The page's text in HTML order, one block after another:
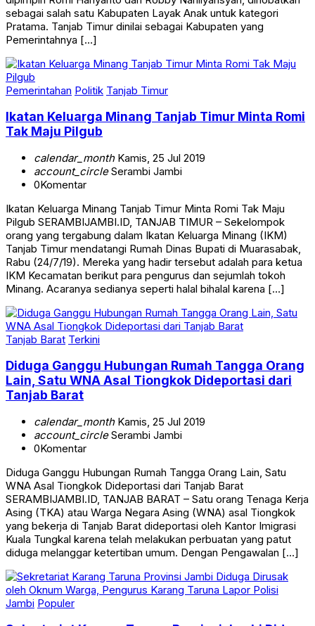
sebagai salah satu Kabupaten Layak Anak untuk kategori
Pratama. Tanjab Timur dinilai sebagai Kabupaten yang
Pemerintahnya […]
Pemerintahan Politik Tanjab Timur
Ikatan Keluarga Minang Tanjab Timur Minta Romi
Tak Maju Pilgub
calendar_monthKamis, 25 Jul 2019
account_circleSerambi Jambi
0Komentar
Ikatan Keluarga Minang Tanjab Timur Minta Romi Tak Maju
Pilgub SERAMBIJAMBI.ID, TANJAB TIMUR – Sekelompok
orang yang tergabung dalam Ikatan Keluarga Minang (IKM)
Tanjab Timur mendatangi Rumah Dinas Bupati di Muarasabak,
Rabu (24/7/19). Mereka yang hadir tersebut adalah para ketua
IKM Kecamatan berikut para pengurus dan sejumlah tokoh
Minang. Acaranya sedianya seperti halal bihalal karena […]
Tanjab Barat Terkini
Diduga Ganggu Hubungan Rumah Tangga Orang
Lain, Satu WNA Asal Tiongkok Dideportasi dari
Tanjab Barat
calendar_monthKamis, 25 Jul 2019
account_circleSerambi Jambi
0Komentar
Diduga Ganggu Hubungan Rumah Tangga Orang Lain, Satu
WNA Asal Tiongkok Dideportasi dari Tanjab Barat
SERAMBIJAMBI.ID, TANJAB BARAT – Satu orang Tenaga Kerja
Asing (TKA) atau Warga Negara Asing (WNA) asal Tiongkok
yang bekerja di Tanjab Barat dideportasi oleh Kantor Imigrasi
Kuala Tungkal karena telah melakukan perbuatan yang patut
diduga melanggar ketertiban umum. Dengan Pengawalan […]
Jambi Populer